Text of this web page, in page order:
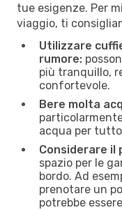
tue esigenze. Per
viaggio, ti
Utilizzare
rumore:
più tranquillo,
confortevole.
Bere molta
acqua per
Considerare il
spazio per le
bordo. Ad
prenotare un
potrebbe